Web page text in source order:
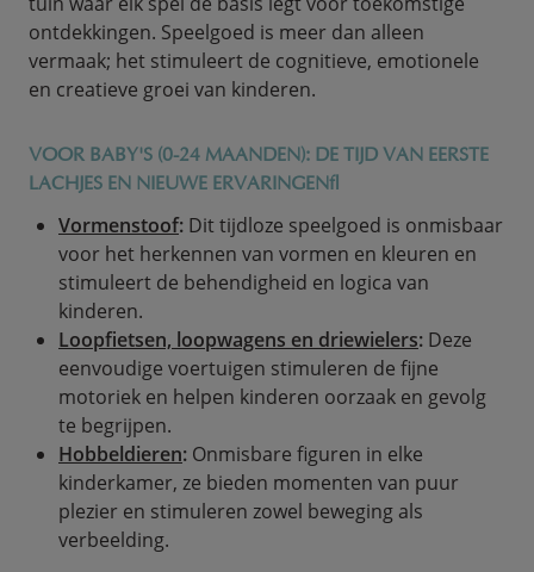
ontdekkingen. Speelgoed is meer dan alleen
vermaak; het stimuleert de cognitieve, emotionele
en creatieve groei van kinderen.
VOOR BABY'S (0-24 MAANDEN): DE TIJD VAN EERSTE
LACHJES EN NIEUWE ERVARINGEN
Vormenstoof: Dit tijdloze speelgoed is onmisbaar
voor het herkennen van vormen en kleuren en
stimuleert de behendigheid en logica van
kinderen.
Loopfietsen, loopwagens en driewielers: Deze
eenvoudige voertuigen stimuleren de fijne
motoriek en helpen kinderen oorzaak en gevolg
te begrijpen.
Hobbeldieren: Onmisbare figuren in elke
kinderkamer, ze bieden momenten van puur
plezier en stimuleren zowel beweging als
verbeelding.